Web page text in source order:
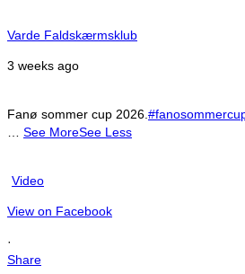
Varde Faldskærmsklub
3 weeks ago
Fanø sommer cup 2026.
… See MoreSee Less
Video
View on Facebook
·
Share